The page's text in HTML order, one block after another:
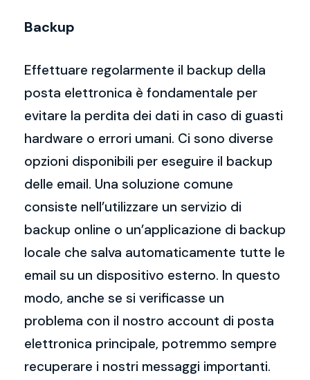
Backup
Effettuare regolarmente il backup della
posta elettronica è fondamentale per
evitare la perdita dei dati in caso di guasti
hardware o errori umani. Ci sono diverse
opzioni disponibili per eseguire il backup
delle email. Una soluzione comune
consiste nell’utilizzare un servizio di
backup online o un’applicazione di backup
locale che salva automaticamente tutte le
email su un dispositivo esterno. In questo
modo, anche se si verificasse un
problema con il nostro account di posta
elettronica principale, potremmo sempre
recuperare i nostri messaggi importanti.